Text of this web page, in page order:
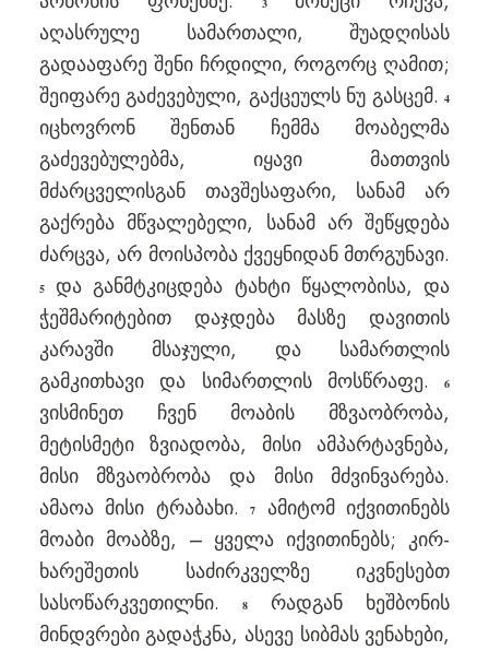
3
აღასრულე სამართალი, შუადღისას
გადააფარე შენი ჩრდილი, როგორც ღამით;
შეიფარე გაძევებული, გაქცეულს ნუ გასცემ.4
იცხოვრონ შენთან ჩემმა მოაბელმა
გაძევებულებმა, იყავი მათთვის
მძარცველისგან თავშესაფარი, სანამ არ
გაქრება მწვალებელი, სანამ არ შეწყდება
ძარცვა, არ მოისპობა ქვეყნიდან მთრგუნავი.
5და განმტკიცდება ტახტი წყალობისა, და
ჭეშმარიტებით დაჯდება მასზე დავითის
კარავში მსაჯული, და სამართლის
გამკითხავი და სიმართლის მოსწრაფე.6
ვისმინეთ ჩვენ მოაბის მზვაობრობა,
მეტისმეტი ზვიადობა, მისი ამპარტავნება,
მისი მზვაობრობა და მისი მძვინვარება.
ამაოა მისი ტრაბახი.7
ამიტომ იქვითინებს
მოაბი მოაბზე, – ყველა იქვითინებს; კირ-
ხარეშეთის საძირკველზე იკვნესებთ
სასოწარკვეთილნი.
8რადგან ხეშბონის
მინდვრები გადაჭკნა, ასევე სიბმას ვენახები,